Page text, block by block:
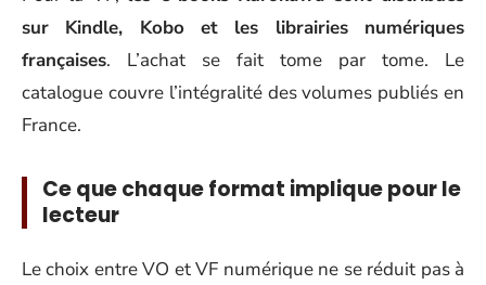
sur Kindle, Kobo et les librairies numériques
françaises. L’achat se fait tome par tome. Le
catalogue couvre l’intégralité des volumes publiés en
France.
Ce que chaque format implique pour le
lecteur
Le choix entre VO et VF numérique ne se réduit pas à